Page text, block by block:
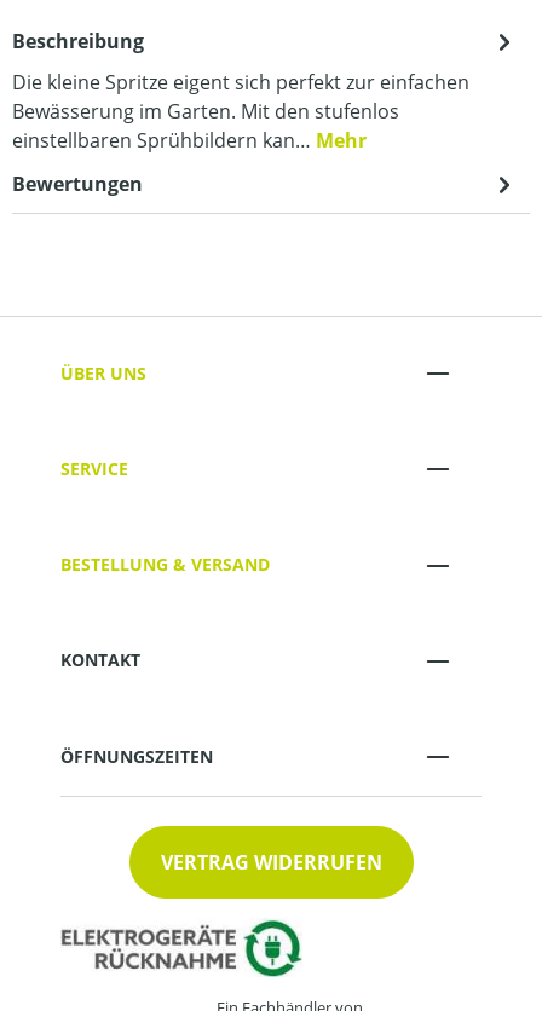
Beschreibung
Die kleine Spritze eigent sich perfekt zur einfachen
Bewässerung im Garten. Mit den stufenlos
einstellbaren Sprühbildern kan… Mehr
Bewertungen
ÜBER UNS
SERVICE
BESTELLUNG & VERSAND
KONTAKT
ÖFFNUNGSZEITEN
VERTRAG WIDERRUFEN